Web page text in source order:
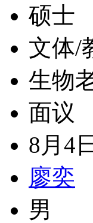
硕士
文体/
生物
面议
8月4日
廖奕
男